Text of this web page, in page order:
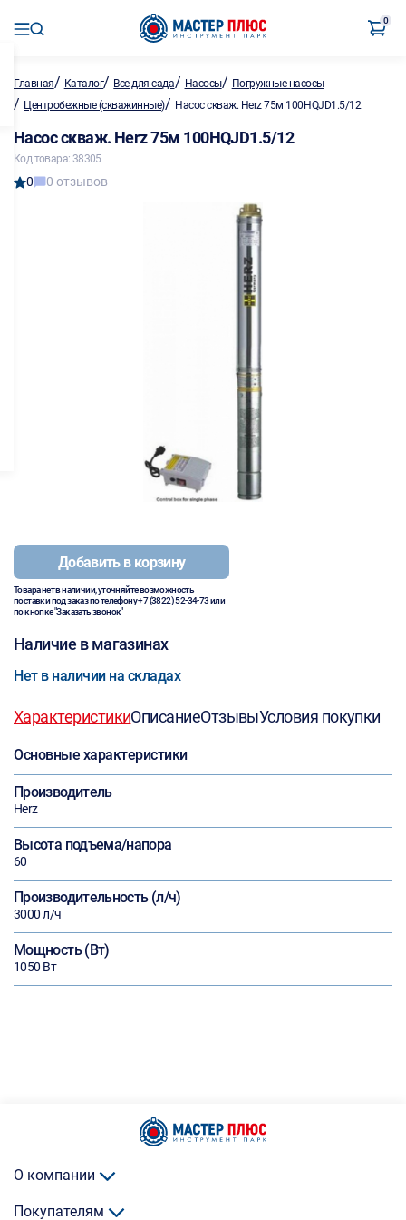
0
Главная/ Каталог/ Все для сада/ Насосы/ Погружные насосы
/ Центробежные (скважинные)/ Насос скваж. Herz 75м 100HQJD1.5/12
Насос скваж. Herz 75м 100HQJD1.5/12
Код товара: 38305
0 0 отзывов
Добавить в корзину
Товара нет в наличии, уточняйте возможность
поставки под заказ по телефону+7 (3822) 52-34-73или
по кнопке "Заказать звонок"
Наличие в магазинах
Нет в наличии на складах
ХарактеристикиОписаниеОтзывыУсловия покупки
Основные характеристики
Производитель
Herz
Высота подъема/напора
60
Производительность (л/ч)
3000 л/ч
Мощность (Вт)
1050 Вт
О компании
Покупателям